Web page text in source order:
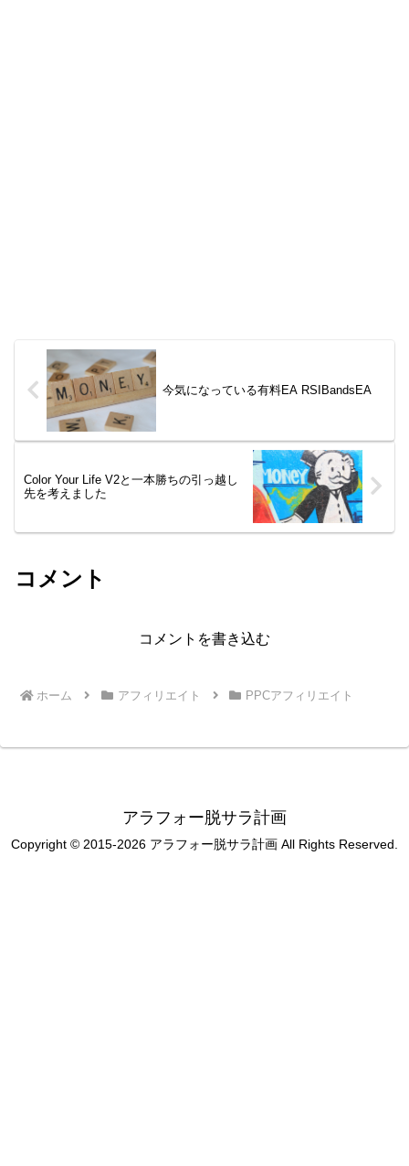
今気になっている有料EA RSIBandsEA
Color Your Life V2と一本勝ちの引っ越し
先を考えました
コメント
コメントを書き込む
ホーム アフィリエイト PPCアフィリエイト
アラフォー脱サラ計画
Copyright © 2015-2026 アラフォー脱サラ計画 All Rights Reserved.